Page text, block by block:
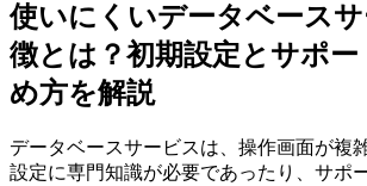
使いにくいデータベース
徴とは？初期設定とサポ
め方を解説
データベースサービスは、操作画面が複
設定に専門知識が必要であったり、サポ